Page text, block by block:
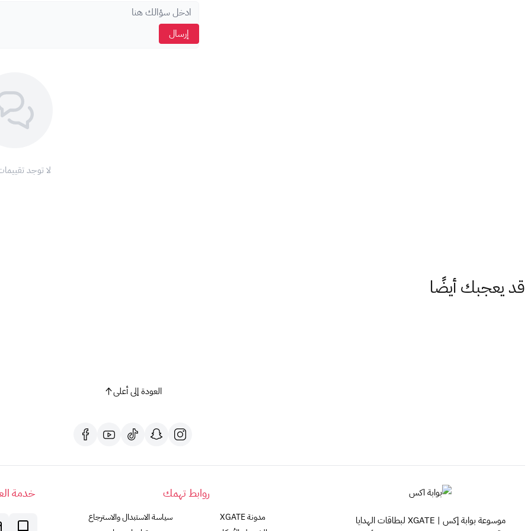
تم إضافة الرصيد إلى حسابك داخل اللعبة.
انضم إلى ملايين اللاعبين على جواكر واستمتع بتجربة ألعاب
إرسال
لا توجد
قد يعجبك أيضًا
العودة إلى أعلى
موسوعة بوابة إكس | XGATE لبطاقات الهدايا
روابط تهمك
مدونة XGATE
سياسة الاستبدال والاسترجاع
خدمة